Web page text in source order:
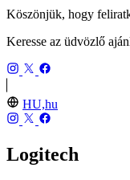
Köszönjük, hogy
Keresse az üdvözlő
HU,hu
Logitech